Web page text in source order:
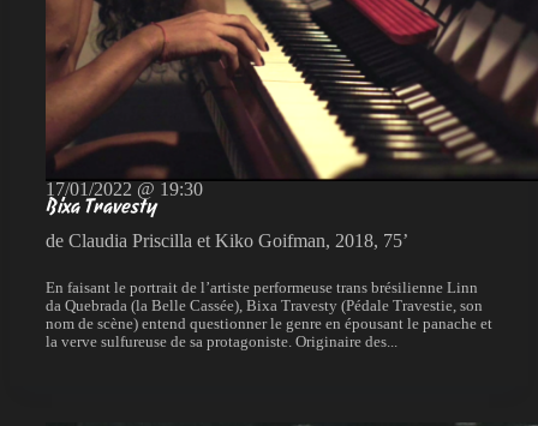
17/01/2022 @ 19:30
Bixa Travesty
de Claudia Priscilla et Kiko Goifman, 2018, 75’
En faisant le portrait de l’artiste performeuse trans brésilienne Linn
da Quebrada (la Belle Cassée), Bixa Travesty (Pédale Travestie, son
nom de scène) entend questionner le genre en épousant le panache et
la verve sulfureuse de sa protagoniste. Originaire des...